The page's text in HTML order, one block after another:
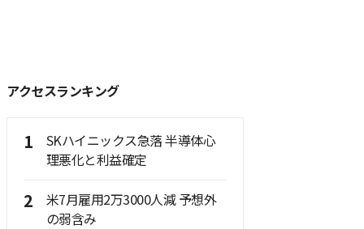
アクセスランキング
1
SKハイニックス急落 半導体心
理悪化と利益確定
2
米7月雇用2万3000人減 予想外
の弱含み